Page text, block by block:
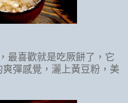
最喜歡就是吃厥餅了，它
爽彈感覺，灑上黃豆粉，美